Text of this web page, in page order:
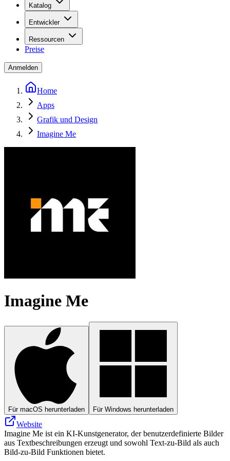
Katalog
Entwickler
Ressourcen
Preise
Anmelden
Home
Apps
Grafik und Design
Imagine Me
Imagine Me
Für macOS herunterladen Für Windows herunterladen
Website
Imagine Me ist ein KI-Kunstgenerator, der benutzerdefinierte Bilder
aus Textbeschreibungen erzeugt und sowohl Text-zu-Bild als auch
Bild-zu-Bild Funktionen bietet.